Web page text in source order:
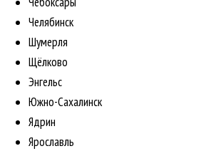
Челябинск
Шумерля
Щёлково
Энгельс
Южно-Сахалинск
Ядрин
Ярославль